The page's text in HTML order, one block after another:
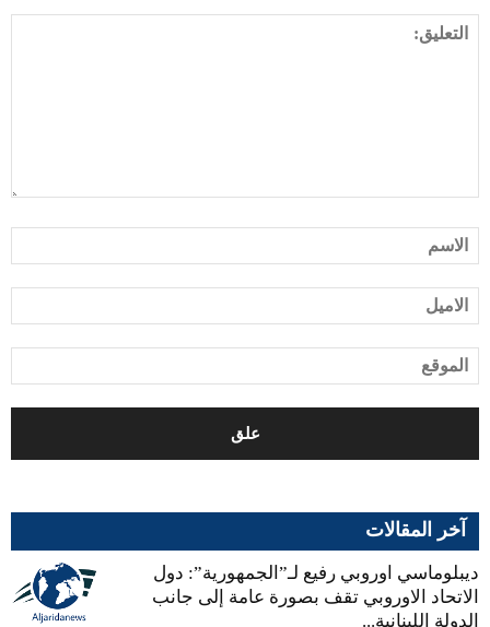
آخر المقالات
ديبلوماسي اوروبي رفيع لـ”الجمهورية”: دول
الاتحاد الاوروبي تقف بصورة عامة إلى جانب
الدولة اللبنانية...